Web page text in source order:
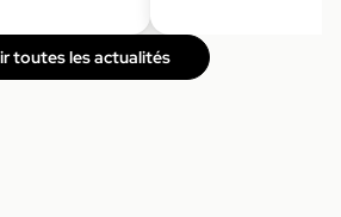
toutes les actualités